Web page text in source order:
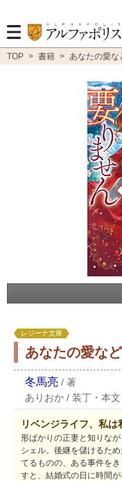
TOP > 書籍 > あなたの愛な
レジーナ文庫
あなたの愛な
冬馬亮 / 著
ありおか / 装丁・本文
リベンジライフ、私は
形ばかりの正妻と知りな
シェル。後継を儲けるた
てるものの、ある事件を
すと、結婚式の日に時間